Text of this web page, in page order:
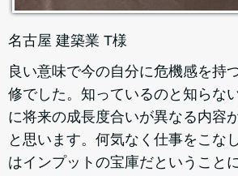
名古屋 建築業 T様
良い意味で今の自分に危機感を持
修でした。知っているのと知らな
に将来の成長度合いが異なる内容
と思います。何気なく仕事をこな
はインプットの宝庫だということ